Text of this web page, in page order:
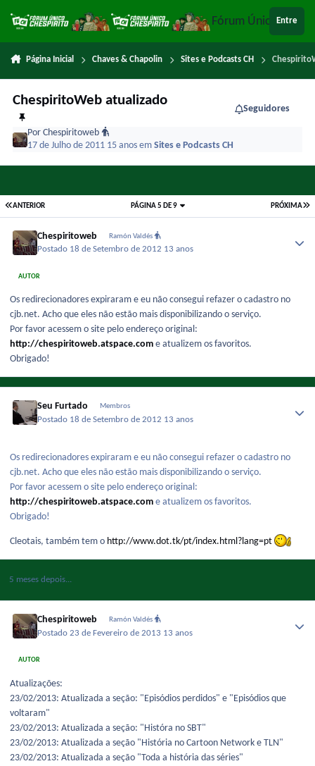
Fórum ÚnicoEntre
Página Inicial Chaves & Chapolin Sites e Podcasts CH
ChespiritoWeb atualizado
Seguidores
PorChespiritoweb
17 de Julho de 2011 15 anosemSites e Podcasts CH
ANTERIOR PRÓXIMA
PÁGINA 5 DE 9
Chespiritoweb Ramón Valdés
Postado 18 de Setembro de 2012 13 anos
AUTOR
Os redirecionadores expiraram e eu não consegui refazer o cadastro no
cjb.net. Acho que eles não estão mais disponibilizando o serviço.
Por favor acessem o site pelo endereço original:
http://chespiritoweb.atspace.com e atualizem os favoritos.
Obrigado!
Seu Furtado Membros
Postado 18 de Setembro de 2012 13 anos
Os redirecionadores expiraram e eu não consegui refazer o cadastro no
cjb.net. Acho que eles não estão mais disponibilizando o serviço.
Por favor acessem o site pelo endereço original:
http://chespiritoweb.atspace.com e atualizem os favoritos.
Obrigado!
Cleotais, também tem o http://www.dot.tk/pt/index.html?lang=pt
5 meses depois...
Chespiritoweb Ramón Valdés
Postado23 de Fevereiro de 2013 13 anos
AUTOR
Atualizações:
23/02/2013: Atualizada a seção: "Episódios perdidos" e "Episódios que
voltaram"
23/02/2013: Atualizada a seção: "Históra no SBT"
23/02/2013: Atualizada a seção "História no Cartoon Network e TLN"
23/02/2013: Atualizada a seção "Toda a história das séries"